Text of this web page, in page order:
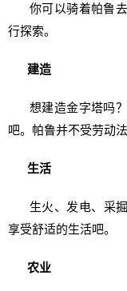
你可以骑着帕鲁去
行探索。
建造
想建造金字塔吗？
吧。帕鲁并不受劳动
生活
生火、发电、采掘
享受舒适的生活吧。
农业